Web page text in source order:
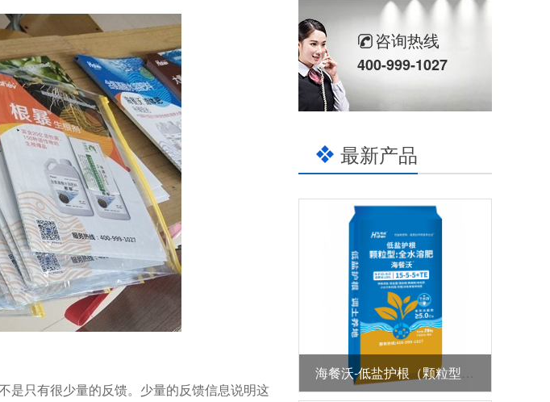
是只有很少量的反馈。少量的反馈信息说明这
咨询热线
400-999-1027
最新产品
海餐沃-低盐护根（颗粒型全水溶肥）